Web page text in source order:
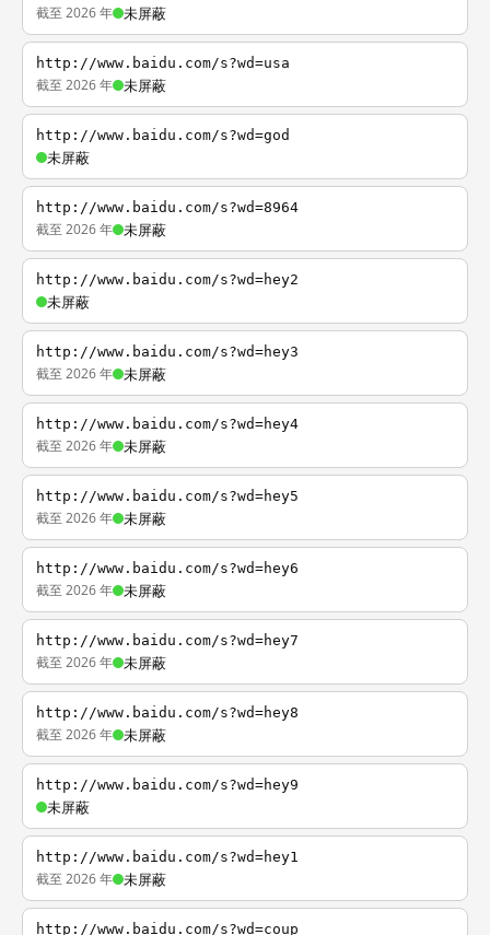
截至 2026 年 未屏蔽
http://www.baidu.com/s?wd=usa
截至 2026 年 未屏蔽
http://www.baidu.com/s?wd=god
未屏蔽
http://www.baidu.com/s?wd=8964
截至 2026 年 未屏蔽
http://www.baidu.com/s?wd=hey2
未屏蔽
http://www.baidu.com/s?wd=hey3
截至 2026 年 未屏蔽
http://www.baidu.com/s?wd=hey4
截至 2026 年 未屏蔽
http://www.baidu.com/s?wd=hey5
截至 2026 年 未屏蔽
http://www.baidu.com/s?wd=hey6
截至 2026 年 未屏蔽
http://www.baidu.com/s?wd=hey7
截至 2026 年 未屏蔽
http://www.baidu.com/s?wd=hey8
截至 2026 年 未屏蔽
http://www.baidu.com/s?wd=hey9
未屏蔽
http://www.baidu.com/s?wd=hey1
截至 2026 年 未屏蔽
http://www.baidu.com/s?wd=coup